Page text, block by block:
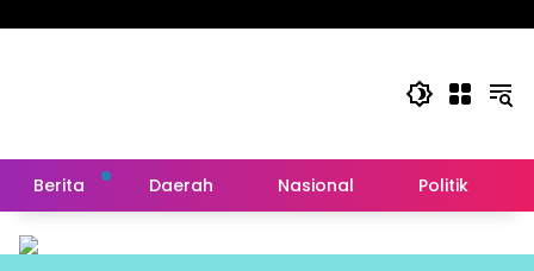
Berita Daerah Nasional Politik